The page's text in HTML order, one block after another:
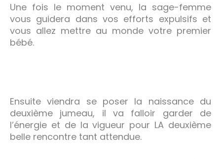
Une fois le moment venu, la sage-femme
vous guidera dans vos efforts expulsifs et
vous allez mettre au monde votre premier
bébé.
Ensuite viendra se poser la naissance du
deuxième jumeau, il va falloir garder de
l’énergie et de la vigueur pour LA deuxième
belle rencontre tant attendue.